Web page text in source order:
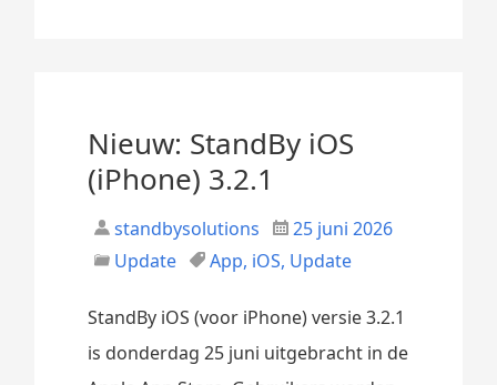
Nieuw: StandBy iOS
(iPhone) 3.2.1
standbysolutions
25 juni 2026
Update
App, iOS, Update
StandBy iOS (voor iPhone) versie 3.2.1
is donderdag 25 juni uitgebracht in de